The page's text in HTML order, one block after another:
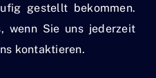
gestellt bekommen.
wenn Sie uns jederzeit
kontaktieren.